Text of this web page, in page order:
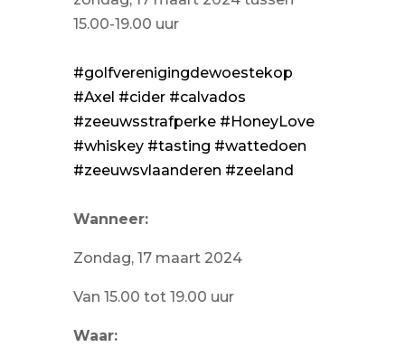
15.00-19.00 uur
#golfverenigingdewoestekop
#Axel #cider #calvados
#zeeuwsstrafperke #HoneyLove
#whiskey #tasting #wattedoen
#zeeuwsvlaanderen #zeeland
Wanneer:
Zondag, 17 maart 2024
Van 15.00 tot 19.00 uur
Waar: